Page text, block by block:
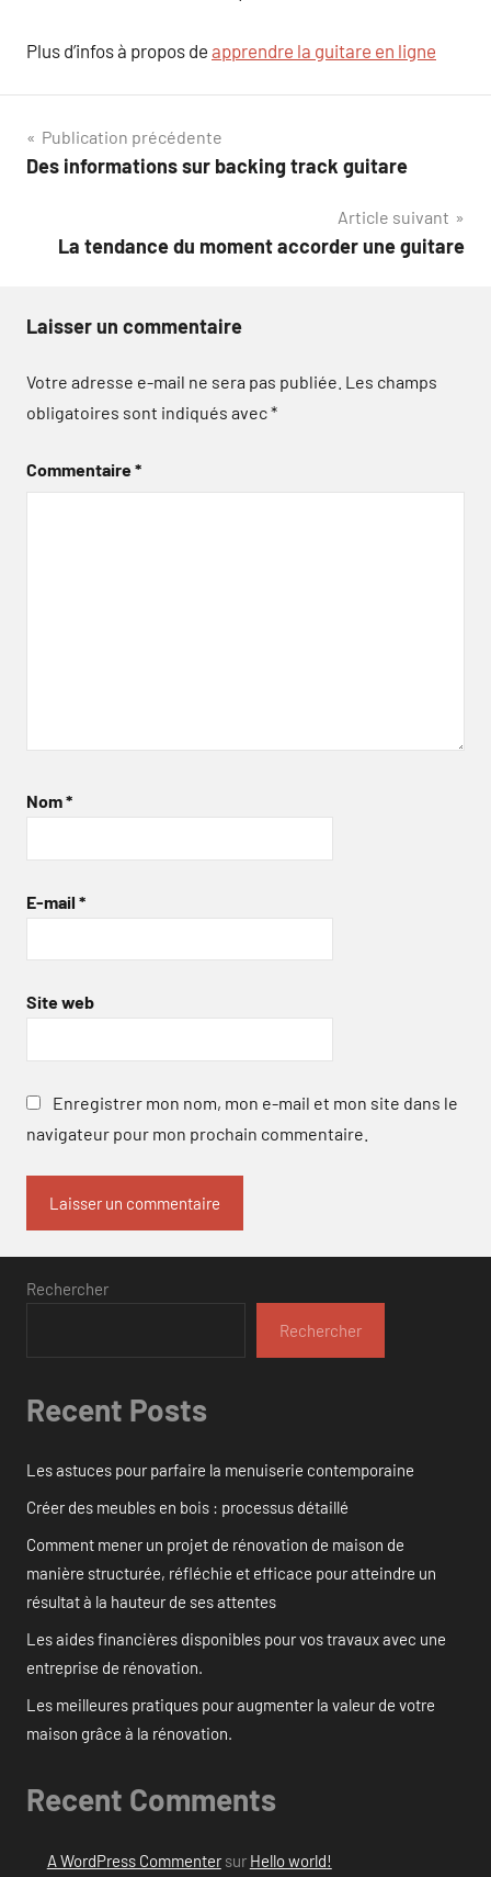
Plus d’infos à propos de apprendre la guitare en ligne
Navigation
de
Publication précédente
Des informations sur backing track guitare
Article suivant
La tendance du moment accorder une guitare
Laisser un commentaire
Votre adresse e-mail ne sera pas publiée. Les champs
obligatoires sont indiqués avec*
Commentaire*
Nom*
E-mail *
Site web
Enregistrer mon nom, mon e-mail et mon site dans le
navigateur pour mon prochain commentaire.
Rechercher
Rechercher
Recent Posts
Les astuces pour parfaire la menuiserie contemporaine
Créer des meubles en bois : processus détaillé
Comment mener un projet de rénovation de maison de
manière structurée, réfléchie et efficace pour atteindre un
résultat à la hauteur de ses attentes
Les aides financières disponibles pour vos travaux avec une
entreprise de rénovation.
Les meilleures pratiques pour augmenter la valeur de votre
maison grâce à la rénovation.
Recent Comments
A WordPress Commentersur Hello world!